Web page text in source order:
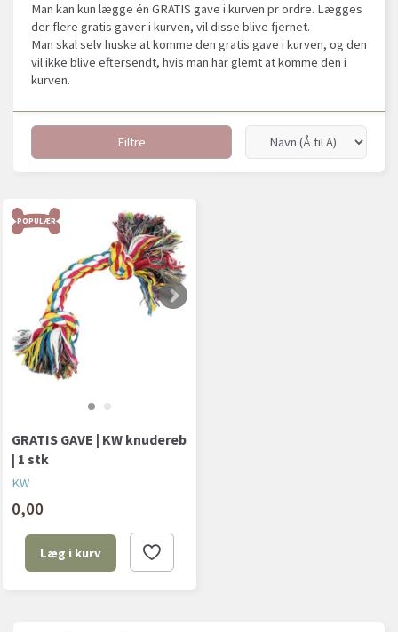
Man kan kun lægge én GRATIS gave i kurven pr ordre. Lægges
der flere gratis gaver i kurven, vil disse blive fjernet.
Man skal selv huske at komme den gratis gave i kurven, og den
vil ikke blive eftersendt, hvis man har glemt at komme den i
kurven.
Filtre
POPULÆR
GRATIS GAVE | KW knudereb
| 1 stk
KW
0,00
Læg i kurv